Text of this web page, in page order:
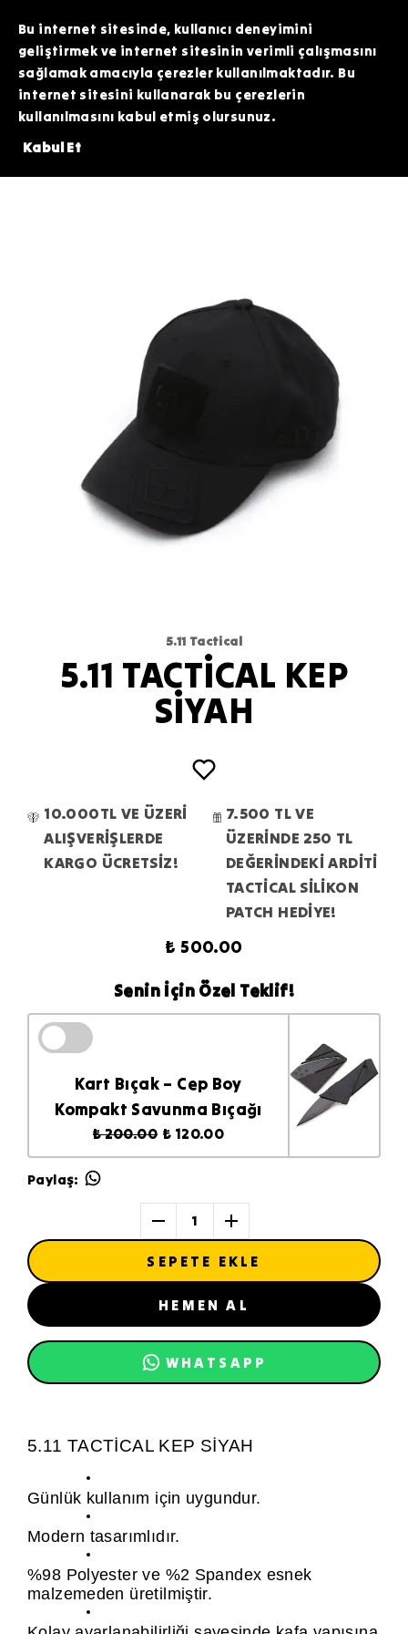
HATTIMIZDAN BİZİMLE İLETİŞİME GEÇEBİLİRSİNİZ. SİZE EN İYİ FIRSATLARI
SUNMAK İÇİN BURADAYIZ!
Bu internet sitesinde, kullanıcı deneyimini
geliştirmek ve internet sitesinin verimli çalışmasını
sağlamak amacıyla çerezler kullanılmaktadır. Bu
internet sitesini kullanarak bu çerezlerin
kullanılmasını kabul etmiş olursunuz.
Kabul Et
ARDİTİ TACTİCAL SİLİKON PATCH HEDİYE!⚠️
5.11 Tactical
5.11 TACTİCAL KEP
SİYAH
10.000TL VE ÜZERİ
ALIŞVERİŞLERDE
KARGO ÜCRETSİZ!
7.500 TL VE
ÜZERİNDE 250 TL
DEĞERİNDEKİ ARDİTİ
TACTİCAL SİLİKON
PATCH HEDİYE!
₺ 500.00
Senin İçin Özel Teklif!
Kart Bıçak – Cep Boy
Kompakt Savunma Bıçağı
₺ 200.00 ₺ 120.00
Paylaş:
1
SEPETE EKLE
HEMEN AL
WHATSAPP
5.11 TACTİCAL KEP SİYAH
Günlük kullanım için uygundur.
Modern tasarımlıdır.
%98 Polyester ve %2 Spandex esnek
malzemeden üretilmiştir.